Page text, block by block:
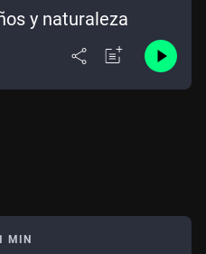
y naturaleza
MIN